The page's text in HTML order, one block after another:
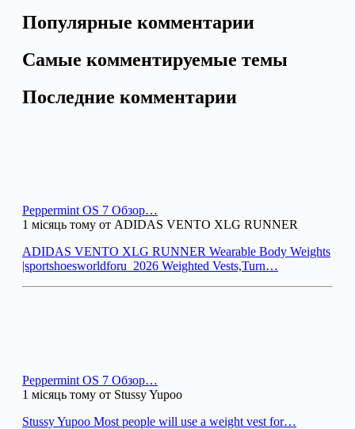
Популярные комментарии
Самые комментируемые темы
Последние комментарии
Peppermint OS 7 Обзор…
1 місяць тому от ADIDAS VENTO XLG RUNNER
ADIDAS VENTO XLG RUNNER Wearable Body Weights
|sportshoesworldforu_2026 Weighted Vests,Turn…
Peppermint OS 7 Обзор…
1 місяць тому от Stussy Yupoo
Stussy Yupoo Most people will use a weight vest for…